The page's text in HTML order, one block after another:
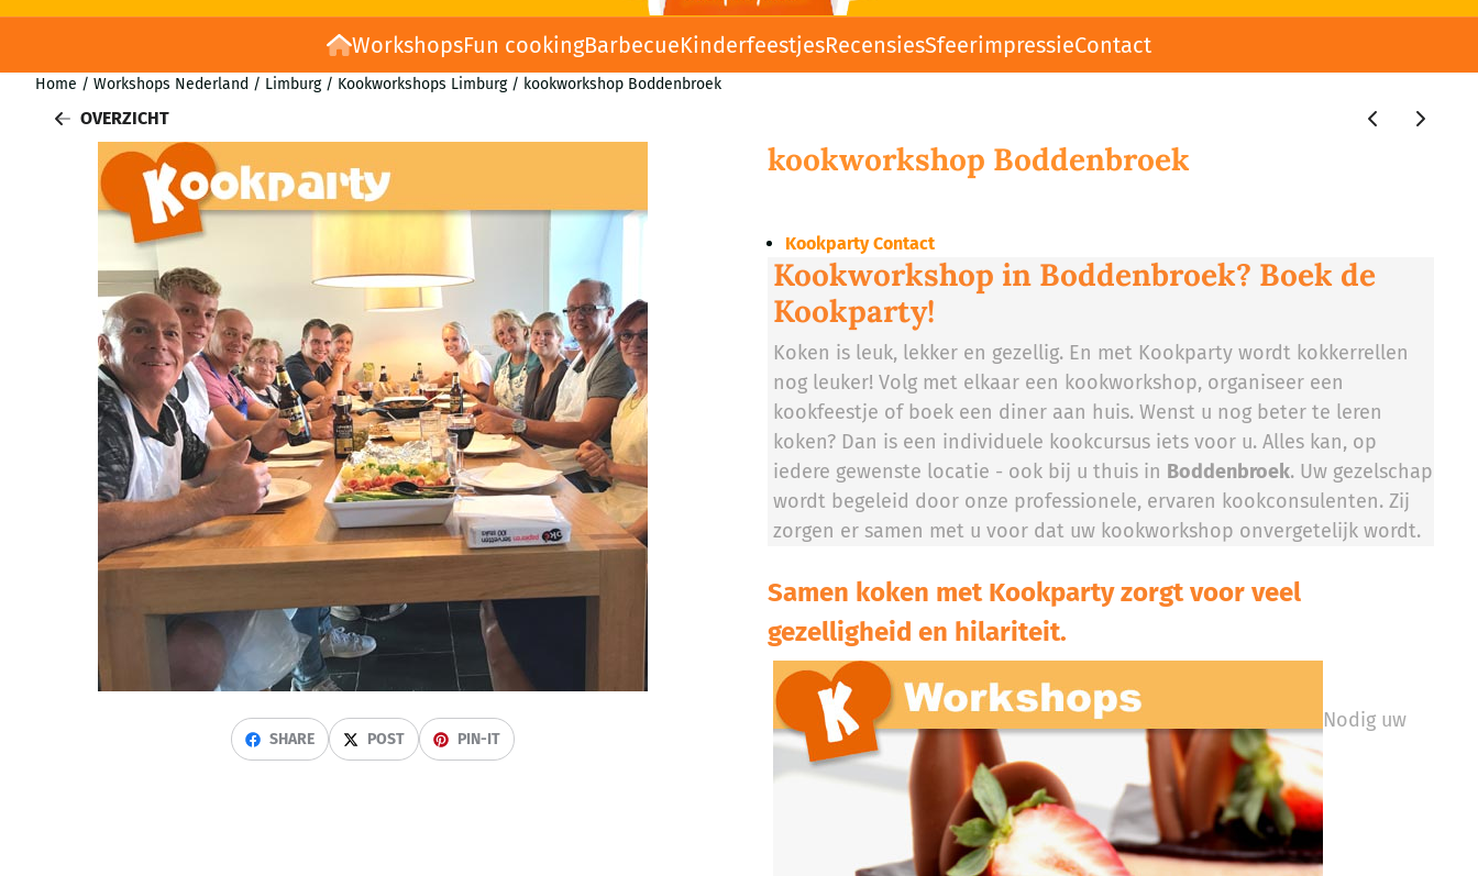
WorkshopsFun cookingBarbecueKinderfeestjesRecensiesSfeerimpressieContact
Home / Workshops Nederland / Limburg / Kookworkshops Limburg / kookworkshop Boddenbroek
OVERZICHT
SHARE POST PIN-IT
kookworkshop Boddenbroek
Kookparty Contact
Kookworkshop in Boddenbroek? Boek de
Kookparty!
Koken is leuk, lekker en gezellig. En met Kookparty wordt kokkerrellen
nog leuker! Volg met elkaar een kookworkshop, organiseer een
kookfeestje of boek een diner aan huis. Wenst u nog beter te leren
koken? Dan is een individuele kookcursus iets voor u. Alles kan, op
iedere gewenste locatie - ook bij u thuis in Boddenbroek. Uw gezelschap
wordt begeleid door onze professionele, ervaren kookconsulenten. Zij
zorgen er samen met u voor dat uw kookworkshop onvergetelijk wordt.
Samen koken met Kookparty zorgt voor veel
gezelligheid en hilariteit.
Nodig uw